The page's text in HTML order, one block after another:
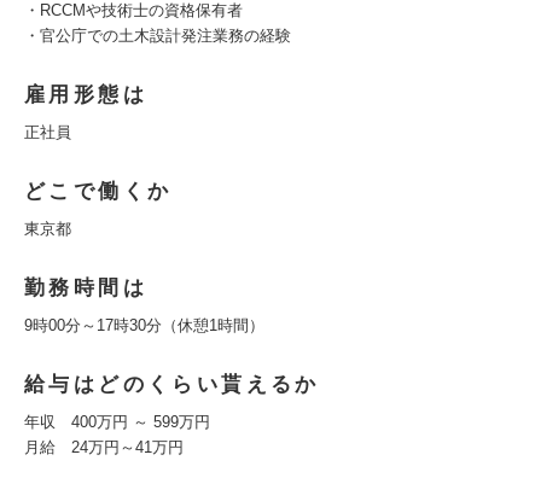
・RCCMや技術士の資格保有者
・官公庁での土木設計発注業務の経験
雇用形態は
正社員
どこで働くか
東京都
勤務時間は
9時00分～17時30分（休憩1時間）
給与はどのくらい貰えるか
年収 400万円 ～ 599万円
月給 24万円～41万円